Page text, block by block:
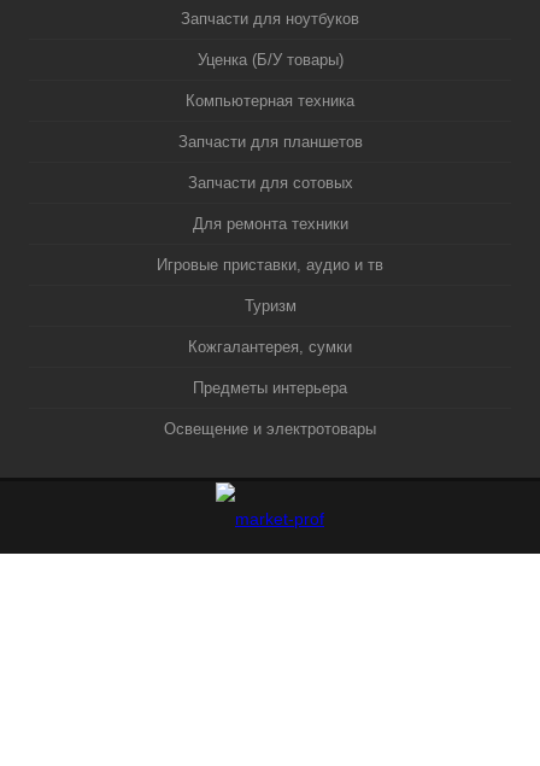
Запчасти для ноутбуков
Уценка (Б/У товары)
Компьютерная техника
Запчасти для планшетов
Запчасти для сотовых
Для ремонта техники
Игровые приставки, аудио и тв
Туризм
Кожгалантерея, сумки
Предметы интерьера
Освещение и электротовары